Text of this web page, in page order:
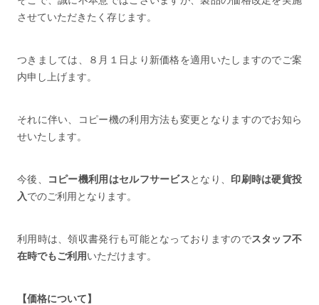
させていただきたく存じます。
つきましては、８月１日より新価格を適用いたしますのでご案
内申し上げます。
それに伴い、コピー機の利用方法も変更となりますのでお知ら
せいたします。
今後、 コピー機利用はセルフサービスとなり、 印刷時は硬貨投
入でのご利用となります。
利用時は、領収書発行も可能となっておりますのでスタッフ不
在時でもご利用いただけます。
【価格について】